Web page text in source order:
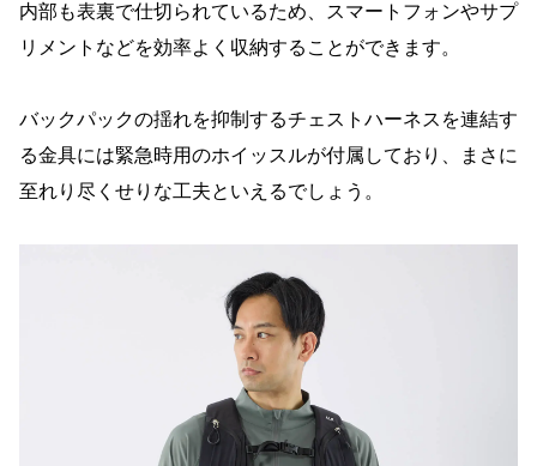
内部も表裏で仕切られているため、スマートフォンやサプ
リメントなどを効率よく収納することができます。
バックパックの揺れを抑制するチェストハーネスを連結す
る金具には緊急時用のホイッスルが付属しており、まさに
至れり尽くせりな工夫といえるでしょう。